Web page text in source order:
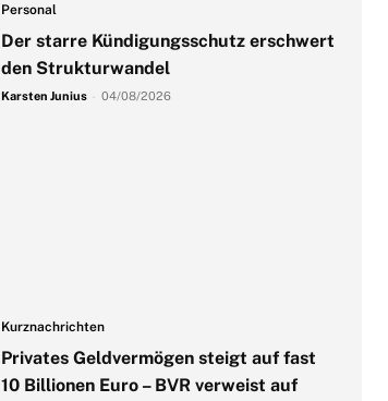
Personal
Der starre Kündigungsschutz erschwert
den Strukturwandel
Karsten Junius 04/08/2026
Kurznachrichten
Privates Geldvermögen steigt auf fast
10 Billionen Euro – BVR verweist auf